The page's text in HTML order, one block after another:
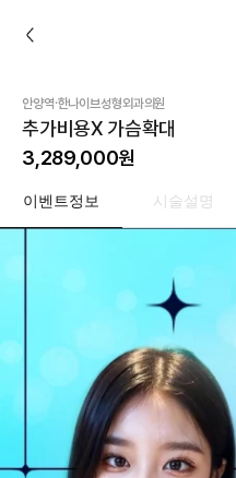
안양역·한나이브성형외과의원
추가비용X 가슴확대
3,289,000원
이벤트정보 시술설명